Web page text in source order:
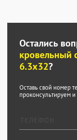
Остались
кровельный
6.3х32?
Оставь свой номер
проконсультируем